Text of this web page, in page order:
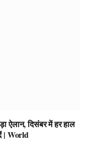
ऐलान, दिसंबर में हर हाल
| World